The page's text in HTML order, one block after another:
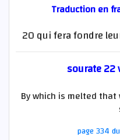
Traduction en
20 qui fera fondre
sourate 22
By which is melted
page 334